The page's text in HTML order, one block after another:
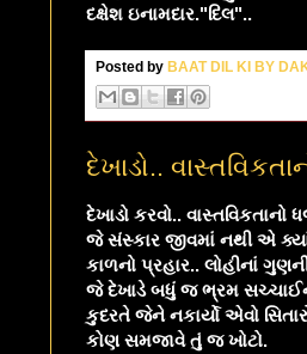
દક્ષેશ ઇનામદાર."દિલ"..
Posted byBAAT DIL KI BY
દેખાડો..
દેખાડો કરવો.. વાસ્તવિકતાનો
જે સંસ્કાર જીવમાં નથી એ
કાળનો પ્રહાર.. લોહીનાં
જે દેખાડે બધું જ ભ્રમ
કુદરતે જેને નકાર્યો એવો
કોણ સમજાવે તું જ ખોટો.